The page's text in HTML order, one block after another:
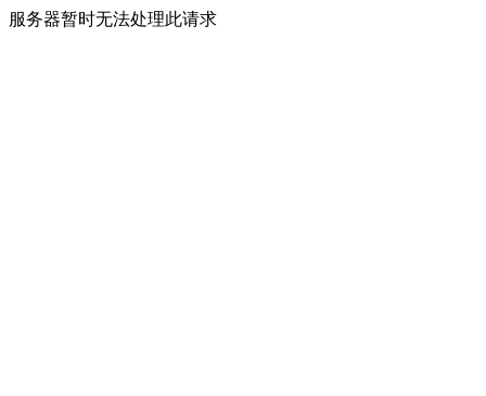
服务器暂时无法处理此请求